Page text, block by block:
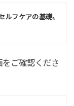
ルフケアの基礎〟
ご確認くださ